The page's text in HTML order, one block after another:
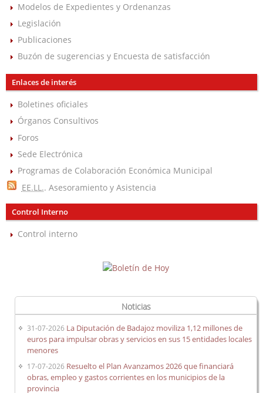
Modelos de Expedientes y Ordenanzas
Legislación
Publicaciones
Buzón de sugerencias y Encuesta de satisfacción
Enlaces de interés
Boletines oficiales
Órganos Consultivos
Foros
Sede Electrónica
Programas de Colaboración Económica Municipal
EE.LL.. Asesoramiento y Asistencia
Control Interno
Control interno
Noticias
31-07-2026 La Diputación de Badajoz moviliza 1,12 millones de
euros para impulsar obras y servicios en sus 15 entidades locales
menores
17-07-2026 Resuelto el Plan Avanzamos 2026 que financiará
obras, empleo y gastos corrientes en los municipios de la
provincia